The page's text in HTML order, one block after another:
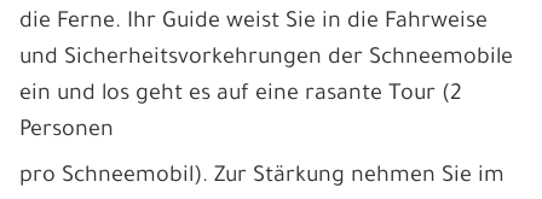
die Ferne. Ihr Guide weist Sie in die Fahrweise
und Sicherheitsvorkehrungen der Schneemobile
ein und los geht es auf eine rasante Tour (2
Personen
pro Schneemobil). Zur Stärkung nehmen Sie im